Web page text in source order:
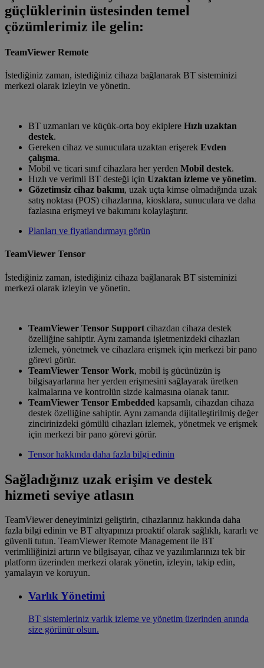
güçlüklerinin üstesinden temel
çözümlerimiz ile gelin:
TeamViewer Remote
İstediğiniz zaman, istediğiniz cihaza bağlanarak BT sisteminizi
merkezi olarak izleyin ve yönetin.
BT uzmanları ve küçük-orta boy ekiplere Hızlı uzaktan
destek.
Gereken cihaz ve sunuculara uzaktan erişerek Evden
çalışma.
Mobil ve ticari sınıf cihazlara her yerden Mobil destek.
Hızlı ve verimli BT desteği için Uzaktan izleme ve yönetim.
Gözetimsiz cihaz bakımı, uzak uçta kimse olmadığında uzak
satış noktası (POS) cihazlarına, kiosklara, sunuculara ve daha
fazlasına erişmeyi ve bakımını kolaylaştırır.
Planları ve fiyatlandırmayı görün
TeamViewer Tensor
İstediğiniz zaman, istediğiniz cihaza bağlanarak BT sisteminizi
merkezi olarak izleyin ve yönetin.
TeamViewer Tensor Support cihazdan cihaza destek
özelliğine sahiptir. Aynı zamanda işletmenizdeki cihazları
izlemek, yönetmek ve cihazlara erişmek için merkezi bir pano
görevi görür.
TeamViewer Tensor Work, mobil iş gücünüzün iş
bilgisayarlarına her yerden erişmesini sağlayarak üretken
kalmalarına ve kontrolün sizde kalmasına olanak tanır.
TeamViewer Tensor Embedded kapsamlı, cihazdan cihaza
destek özelliğine sahiptir. Aynı zamanda dijitalleştirilmiş değer
zincirinizdeki gömülü cihazları izlemek, yönetmek ve erişmek
için merkezi bir pano görevi görür.
Tensor hakkında daha fazla bilgi edinin
Sağladığınız uzak erişim ve destek
hizmeti seviye atlasın
TeamViewer deneyiminizi geliştirin, cihazlarınız hakkında daha
fazla bilgi edinin ve BT altyapınızı proaktif olarak sağlıklı, kararlı ve
güvenli tutun. TeamViewer Remote Management ile BT
verimliliğinizi artırın ve bilgisayar, cihaz ve yazılımlarınızı tek bir
platform üzerinden merkezi olarak yönetin, izleyin, takip edin,
yamalayın ve koruyun.
Varlık Yönetimi
BT sistemleriniz varlık izleme ve yönetim üzerinden anında
size görünür olsun.